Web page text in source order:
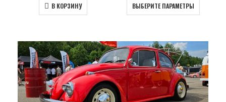
В КОРЗИНУ ВЫБЕРИТЕ ПАРАМЕТРЫ